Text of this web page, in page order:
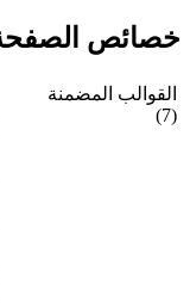
خصائص
القوالب المضمنة
(7)